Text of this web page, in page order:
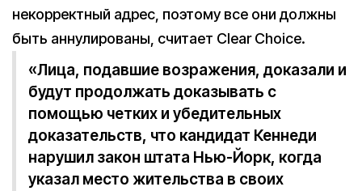
некорректный адрес, поэтому все они должны
быть аннулированы, считает Clear Choice.
«Лица, подавшие возражения, доказали и
будут продолжать доказывать с
помощью четких и убедительных
доказательств, что кандидат Кеннеди
нарушил закон штата Нью-Йорк, когда
указал место жительства в своих